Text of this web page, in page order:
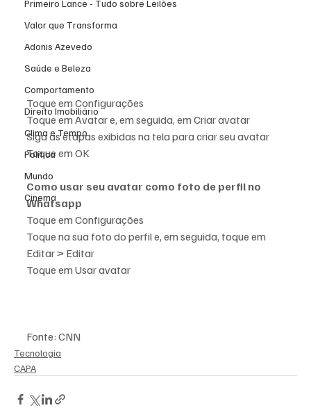
Primeiro Lance - Tudo sobre Leilões
Valor que Transforma
Adonis Azevedo
Saúde e Beleza
Comportamento
Direito Imobiliário
Clima e Tempo
Política
Mundo
Cinema
Toque em Configurações
Toque em Avatar e, em seguida, em Criar avatar
Siga as etapas exibidas na tela para criar seu avatar
Toque em OK
Como usar seu avatar como foto de perfil no
Whatsapp
Toque em Configurações
Toque na sua foto do perfil e, em seguida, toque em
Editar > Editar
Toque em Usar avatar
Fonte: CNN
Tecnologia
CAPA